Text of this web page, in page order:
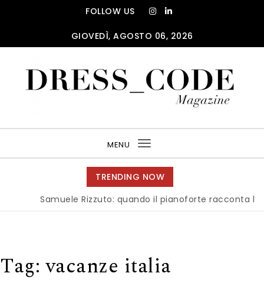
FOLLOW US
GIOVEDÌ, AGOSTO 06, 2026
MENU
Toggle
navigation
TRENDING NOW
Samuele Rizzuto: quando il pianoforte racconta
Tag:vacanze italia